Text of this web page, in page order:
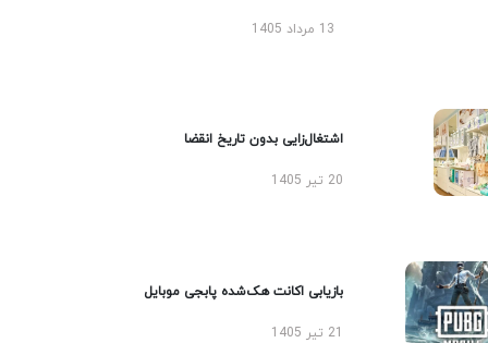
13 مرداد 1405
اشتغال‌زایی بدون تاریخ انقضا
20 تیر 1405
بازیابی اکانت هک‌شده پابجی موبایل